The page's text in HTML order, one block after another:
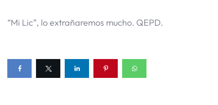
“Mi Lic”, lo extrañaremos mucho. QEPD.